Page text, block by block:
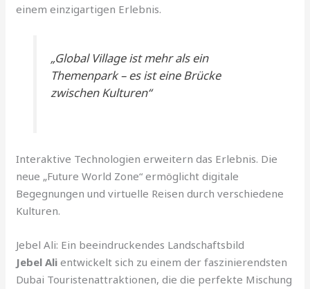
einem einzigartigen Erlebnis.
„Global Village ist mehr als ein
Themenpark – es ist eine Brücke
zwischen Kulturen“
Interaktive Technologien erweitern das Erlebnis. Die
neue „Future World Zone“ ermöglicht digitale
Begegnungen und virtuelle Reisen durch verschiedene
Kulturen.
Jebel Ali: Ein beeindruckendes Landschaftsbild
Jebel Ali entwickelt sich zu einem der faszinierendsten
Dubai Touristenattraktionen, die die perfekte Mischung